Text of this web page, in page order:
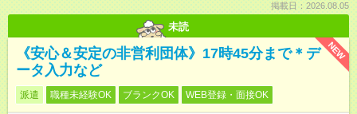
掲載日：2026.08.05
未読
NEW
《安心＆安定の非営利団体》17時45分まで＊デ
ータ入力など
派遣 職種未経験OK ブランクOK WEB登録・面接OK